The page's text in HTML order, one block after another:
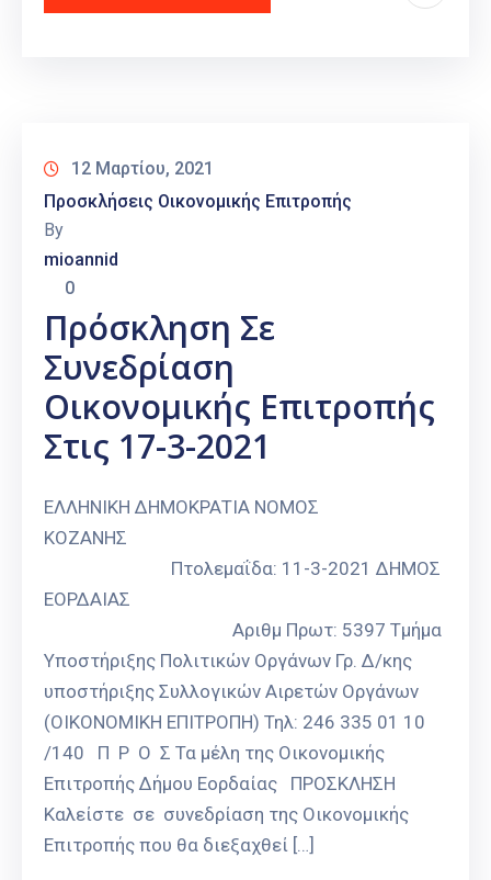
12 Μαρτίου, 2021
Προσκλήσεις Οικονομικής Επιτροπής
By
mioannid
0
Πρόσκληση Σε
Συνεδρίαση
Οικονομικής Επιτροπής
Στις 17-3-2021
ΕΛΛΗΝΙΚΗ ΔΗΜΟΚΡΑΤΙΑ ΝΟΜΟΣ
ΚΟΖΑΝΗΣ
Πτολεμαΐδα: 11-3-2021 ΔΗΜΟΣ
ΕΟΡΔΑΙΑΣ
Αριθμ Πρωτ: 5397 Τμήμα
Υποστήριξης Πολιτικών Οργάνων Γρ. Δ/κης
υποστήριξης Συλλογικών Αιρετών Οργάνων
(ΟΙΚΟΝΟΜΙΚΗ ΕΠΙΤΡΟΠΗ) Τηλ: 246 335 01 10
/140 Π Ρ Ο Σ Τα μέλη της Οικονομικής
Επιτροπής Δήμου Εορδαίας ΠΡΟΣΚΛΗΣΗ
Καλείστε σε συνεδρίαση της Οικονομικής
Επιτροπής που θα διεξαχθεί […]